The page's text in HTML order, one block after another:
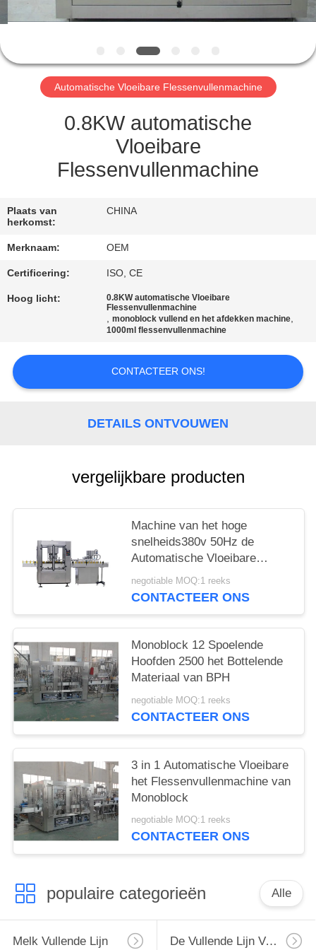
ONS
VERZOEK
PRIVACY
POLICY
Automatische Vloeibare Flessenvullenmachine
0.8KW automatische
Vloeibare
Flessenvullenmachine
Plaats van
herkomst:
CHINA
Merknaam: OEM
Certificering: ISO, CE
Hoog licht:
0.8KW automatische Vloeibare
Flessenvullenmachine
,monoblock vullend en het afdekken machine,
1000ml flessenvullenmachine
CONTACTEER ONS!
DETAILS ONTVOUWEN
vergelijkbare producten
Machine van het hoge
snelheids380v 50Hz de
Automatische Vloeibare
Flessenvullen
negotiable MOQ:1 reeks
CONTACTEER ONS
Monoblock 12 Spoelende
Hoofden 2500 het Bottelende
Materiaal van BPH
negotiable MOQ:1 reeks
CONTACTEER ONS
3 in 1 Automatische Vloeibare
het Flessenvullenmachine van
Monoblock
negotiable MOQ:1 reeks
CONTACTEER ONS
populaire categorieën Alle
Melk Vullende Lijn De Vullende Lijn Van De Monoblockmelk